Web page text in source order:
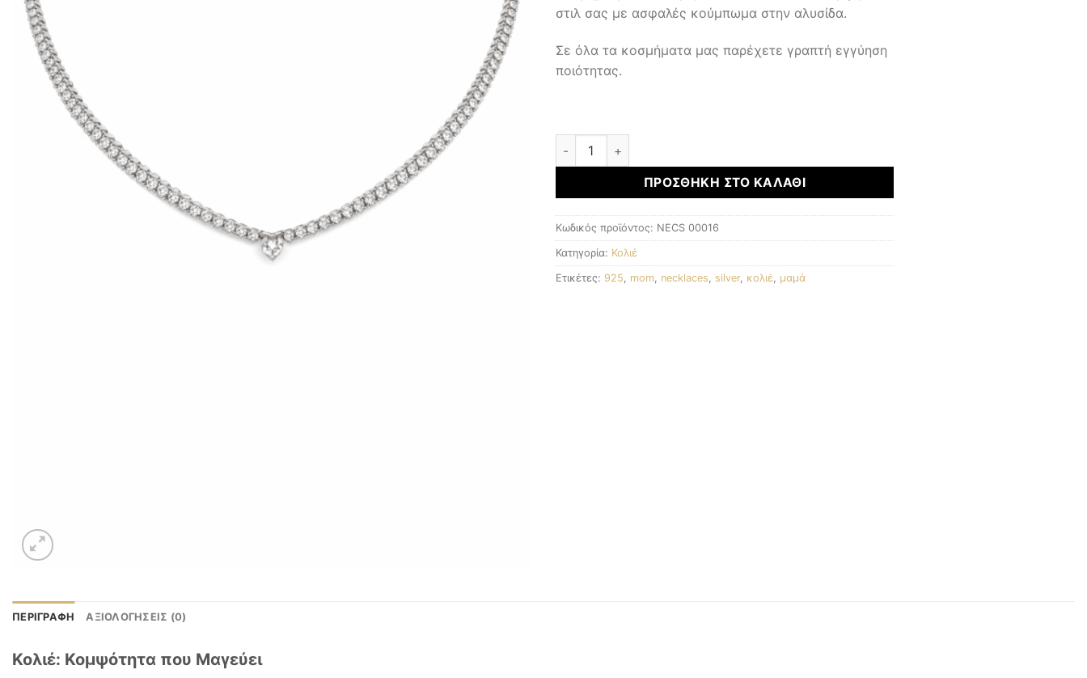
στιλ σας με ασφαλές κούμπωμα στην αλυσίδα.
Σε όλα τα κοσμήματα μας παρέχετε γραπτή εγγύηση
ποιότητας.
Ασημένιο Κολιέ 925 ποσότητα
ΠΡΟΣΘΉΚΗ ΣΤΟ ΚΑΛΆΘΙ
Κωδικός προϊόντος: NECS 00016
Κατηγορία: Κολιέ
Ετικέτες: 925, mom, necklaces, silver, κολιέ, μαμά
ΠΕΡΙΓΡΑΦΉ ΑΞΙΟΛΟΓΉΣΕΙΣ (0)
Κολιέ: Κομψότητα που Μαγεύει